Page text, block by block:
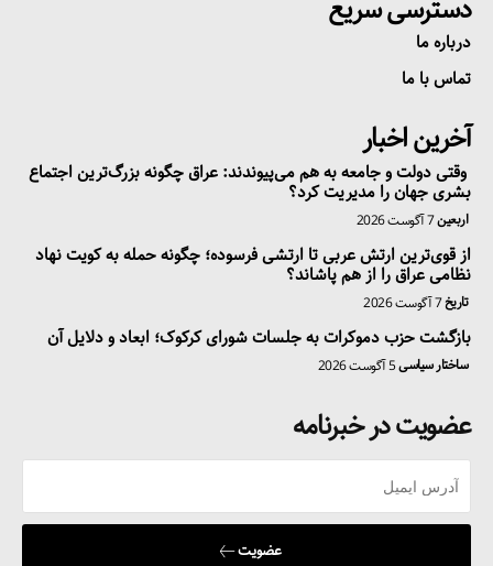
دسترسی سریع
درباره ما
تماس با ما
آخرین اخبار
وقتی دولت و جامعه به هم می‌پیوندند: عراق چگونه بزرگ‌ترین اجتماع
بشری جهان را مدیریت کرد؟
اربعین7 آگوست 2026
از قوی‌ترین ارتش عربی تا ارتشی فرسوده؛ چگونه حمله به کویت نهاد
نظامی عراق را از هم پاشاند؟
تاریخ7 آگوست 2026
بازگشت حزب دموکرات به جلسات شورای کرکوک؛ ابعاد و دلایل آن
ساختار سیاسی5 آگوست 2026
عضویت در خبرنامه
عضویت